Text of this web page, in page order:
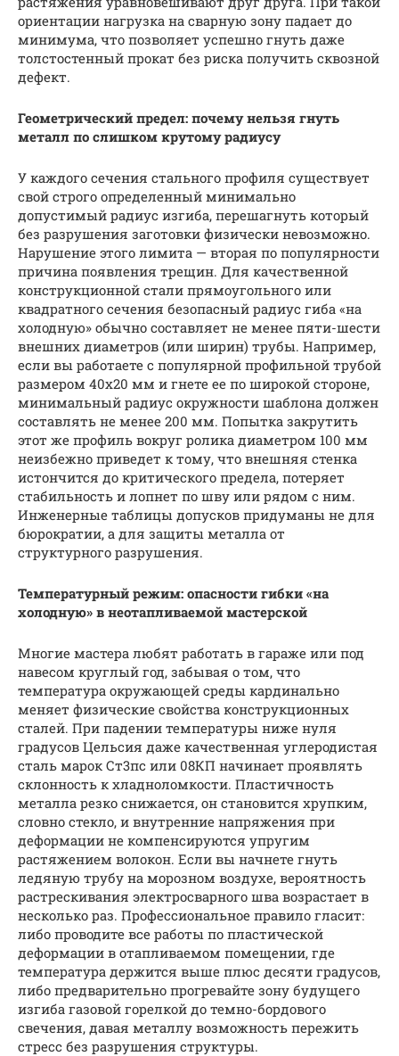
ориентации нагрузка на сварную зону падает до
минимума, что позволяет успешно гнуть даже
толстостенный прокат без риска получить сквозной
дефект.
Геометрический предел: почему нельзя гнуть
металл по слишком крутому радиусу
У каждого сечения стального профиля существует
свой строго определенный минимально
допустимый радиус изгиба, перешагнуть который
без разрушения заготовки физически невозможно.
Нарушение этого лимита — вторая по популярности
причина появления трещин. Для качественной
конструкционной стали прямоугольного или
квадратного сечения безопасный радиус гиба «на
холодную» обычно составляет не менее пяти-шести
внешних диаметров (или ширин) трубы. Например,
если вы работаете с популярной профильной трубой
размером 40х20 мм и гнете ее по широкой стороне,
минимальный радиус окружности шаблона должен
составлять не менее 200 мм. Попытка закрутить
этот же профиль вокруг ролика диаметром 100 мм
неизбежно приведет к тому, что внешняя стенка
истончится до критического предела, потеряет
стабильность и лопнет по шву или рядом с ним.
Инженерные таблицы допусков придуманы не для
бюрократии, а для защиты металла от
структурного разрушения.
Температурный режим: опасности гибки «на
холодную» в неотапливаемой мастерской
Многие мастера любят работать в гараже или под
навесом круглый год, забывая о том, что
температура окружающей среды кардинально
меняет физические свойства конструкционных
сталей. При падении температуры ниже нуля
градусов Цельсия даже качественная углеродистая
сталь марок Ст3пс или 08КП начинает проявлять
склонность к хладноломкости. Пластичность
металла резко снижается, он становится хрупким,
словно стекло, и внутренние напряжения при
деформации не компенсируются упругим
растяжением волокон. Если вы начнете гнуть
ледяную трубу на морозном воздухе, вероятность
растрескивания электросварного шва возрастает в
несколько раз. Профессиональное правило гласит:
либо проводите все работы по пластической
деформации в отапливаемом помещении, где
температура держится выше плюс десяти градусов,
либо предварительно прогревайте зону будущего
изгиба газовой горелкой до темно-бордового
свечения, давая металлу возможность пережить
стресс без разрушения структуры.